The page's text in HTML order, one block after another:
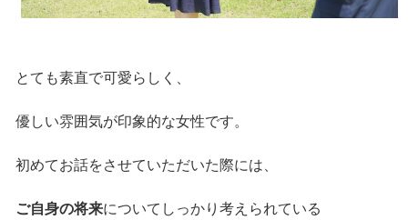
とても素直で可愛らしく、
優しい雰囲気が印象的な女性です。
初めてお話をさせていただいた際には、
ご自身の将来についてしっかり考えられている